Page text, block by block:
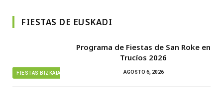
FIESTAS DE EUSKADI
FIESTAS BIZKAIA
Programa de Fiestas de San Roke en
Trucíos 2026
AGOSTO 6, 2026